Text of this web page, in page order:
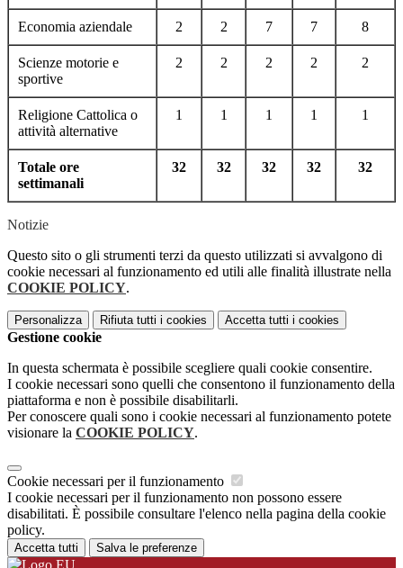
Economia aziendale 2 2 7 7 8
Scienze motorie e
sportive
2 2 2 2 2
Religione Cattolica o
attività alternative
1 1 1 1 1
Totale ore
settimanali
32 32 32 32 32
Notizie
Questo sito o gli strumenti terzi da questo utilizzati si avvalgono di
cookie necessari al funzionamento ed utili alle finalità illustrate nella
COOKIE POLICY.
Personalizza Rifiuta tutti i cookies Accetta tutti i cookies
Gestione cookie
In questa schermata è possibile scegliere quali cookie consentire.
I cookie necessari sono quelli che consentono il funzionamento della
piattaforma e non è possibile disabilitarli.
Per conoscere quali sono i cookie necessari al funzionamento potete
visionare la COOKIE POLICY.
Cookie necessari per il funzionamento
I cookie necessari per il funzionamento non possono essere
disabilitati. È possibile consultare l'elenco nella pagina della cookie
policy.
Accetta tutti Salva le preferenze